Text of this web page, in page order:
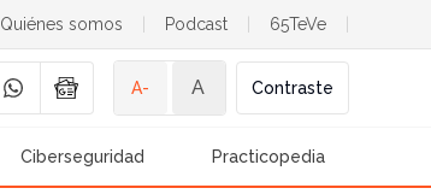
Quiénes somos Podcast 65TeVe
A- A Contraste
Ciberseguridad Practicopedia